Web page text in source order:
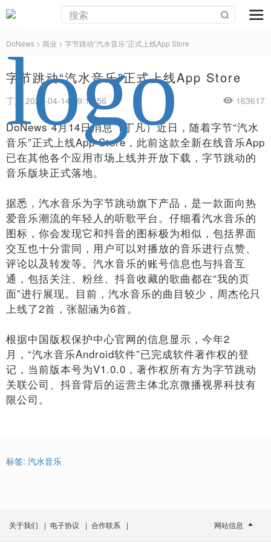
DoNews > 商业 > 字节跳动“汽水音乐”正式上线App Store
字节跳动“汽水音乐”正式上线App Store
丁凡 2022-04-14 09:13:56 163617
DoNews 4月14日消息（丁凡）近日，随着字节“汽水
音乐”正式上线App Store，此前这款全新在线音乐App
已在其他各个应用市场上线并开放下载，字节跳动的
音乐版块正式落地。
据悉，汽水音乐为字节跳动旗下产品，是一款面向热
爱音乐潮流的年轻人的听歌平台。仔细看汽水音乐的
图标，你会发现它和抖音的图标极为相似，包括界面
交互也十分雷同，用户可以对播放的音乐进行点赞、
评论以及转发等。汽水音乐的账号信息也与抖音互
通，包括关注、粉丝、抖音收藏的歌曲都在“我的页
面”进行展现。目前，汽水音乐的曲目较少，周杰伦只
上线了2首，张韶涵为6首。
根据中国版权保护中心官网的信息显示，今年2
月，“汽水音乐Android软件”已完成软件著作权的登
记，当前版本号为V1.0.0，著作权所有方为字节跳动
关联公司、抖音背后的运营主体北京微播视界科技有
限公司。
标签: 汽水音乐
关于我们 | 电子协议 | 合作联系 | 网站信息